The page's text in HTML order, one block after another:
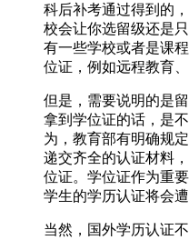
科后补考通过得到的
校会让你选留级还是
有一些学校或者是课
位证，例如远程教育
但是，需要说明的是
拿到学位证的话，是
为，教育部有明确规
递交齐全的认证材料
位证。学位证作为重
学生的学历认证将会
当然，国外学历认证